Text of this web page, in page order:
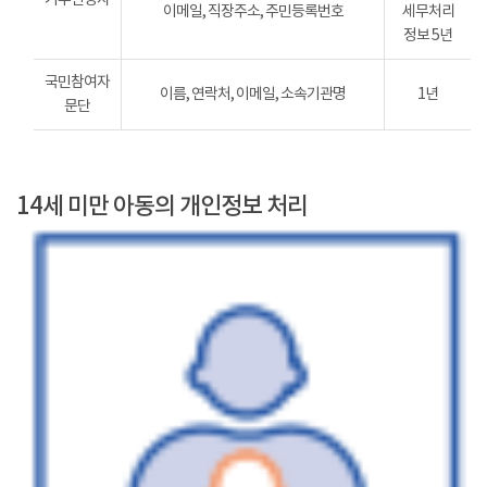
이메일, 직장주소, 주민등록번호
세무처리
정보 5년
국민참여자
문단
이름, 연락처, 이메일, 소속기관명 1년
14세 미만 아동의 개인정보 처리